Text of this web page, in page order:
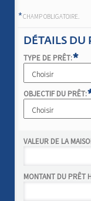
*CHAMP OBLIGATOIRE.
DÉTAILS DU
TYPE DE PRÊT:*
OBJECTIF DU PRÊT:
VALEUR DE LA
MONTANT DU PRÊT